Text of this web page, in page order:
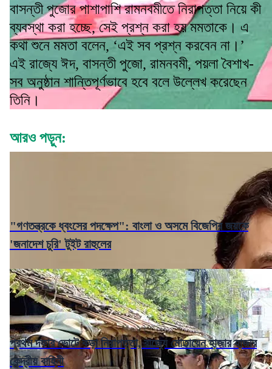
বাসন্তী পুজোর পাশাপাশি রামনবমীতে নিরাপত্তা নিয়ে কী
ব্যবস্থা করা হচ্ছে, সেই প্রশ্ন করা হয় মমতাকে। এ
কথা শুনে মমতা বলেন, ‘এই সব প্রশ্ন করবেন না।’
এই রাজ্যে ঈদ, বাসন্তী পুজো, রামনবমী, পয়লা বৈশাখ-
সব অনুষ্ঠান শান্তিপূর্ণভাবে হবে বলে উল্লেখ করেছেন
তিনি।
আরও পড়ুন:
"গণতন্ত্রকে ধ্বংসের পদক্ষেপ": বাংলা ও অসমে বিজেপির জয়কে
'জনাদেশ চুরি' টুইট রাহুলের
প্রথম দফার ভোটে কড়া নিরাপত্তা, রাজ্যে মোতায়েন হাজার হাজার
কেন্দ্রীয় বাহিনী